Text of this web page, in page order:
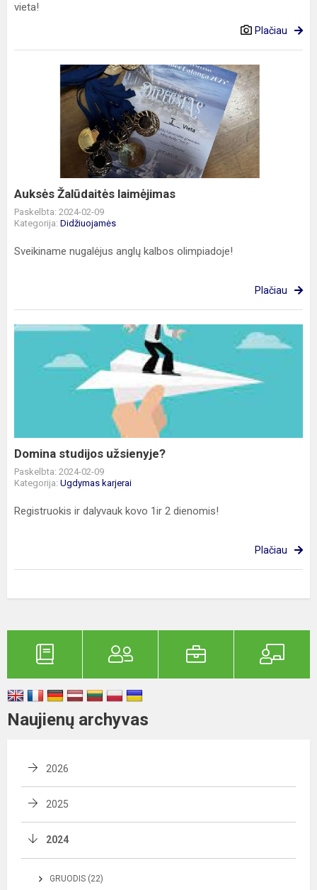
vieta!
Plačiau
Žalūdaitės
laimėjimas
Auksės Žalūdaitės laimėjimas
Paskelbta: 2024-02-09
Kategorija: Didžiuojamės
Sveikiname nugalėjus anglų kalbos olimpiadoje!
Plačiau
Domina
užsienyje?
Domina studijos užsienyje?
Paskelbta: 2024-02-09
Kategorija: Ugdymas karjerai
Registruokis ir dalyvauk kovo 1ir 2 dienomis!
Plačiau
Naujienų archyvas
2026
2025
2024
GRUODIS (22)